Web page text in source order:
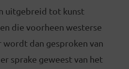
uitgebreid tot kunst
die voorheen westerse
wordt dan gesproken van
sprake geweest van het